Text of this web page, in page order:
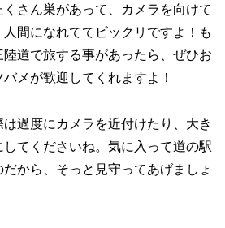
さん巣があって、カメラを向けて
間になれててビックリですよ！も
陸道で旅する事があったら、ぜひお
メが歓迎してくれますよ！
過度にカメラを近付けたり、大き
てくださいね。気に入って道の駅
から、そっと見守ってあげましょ